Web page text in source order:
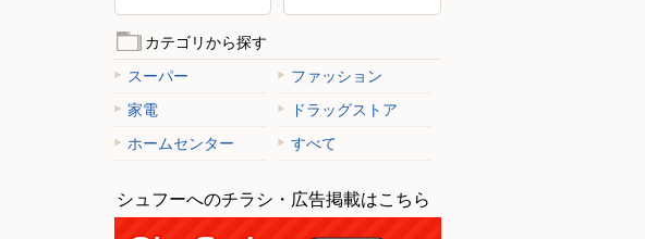
カテゴリから探す
スーパー
ファッション
家電
ドラッグストア
ホームセンター
すべて
シュフーへのチラシ・広告掲載はこちら